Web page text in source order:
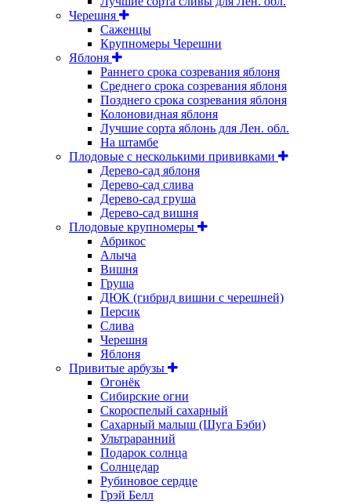
Черешня
Саженцы
Крупномеры Черешни
Яблоня
Раннего срока созревания яблоня
Среднего срока созревания яблоня
Позднего срока созревания яблоня
Колоновидная яблоня
Лучшие сорта яблонь для Лен. обл.
На штамбе
Плодовые с несколькими прививками
Дерево-сад яблоня
Дерево-сад слива
Дерево-сад груша
Дерево-сад вишня
Плодовые крупномеры
Абрикос
Алыча
Вишня
Груша
ДЮК (гибрид вишни с черешней)
Персик
Слива
Черешня
Яблоня
Привитые арбузы
Огонёк
Сибирские огни
Скороспелый сахарный
Сахарный малыш (Шуга Бэби)
Ультраранний
Подарок солнца
Солнцедар
Рубиновое сердце
Грэй Белл